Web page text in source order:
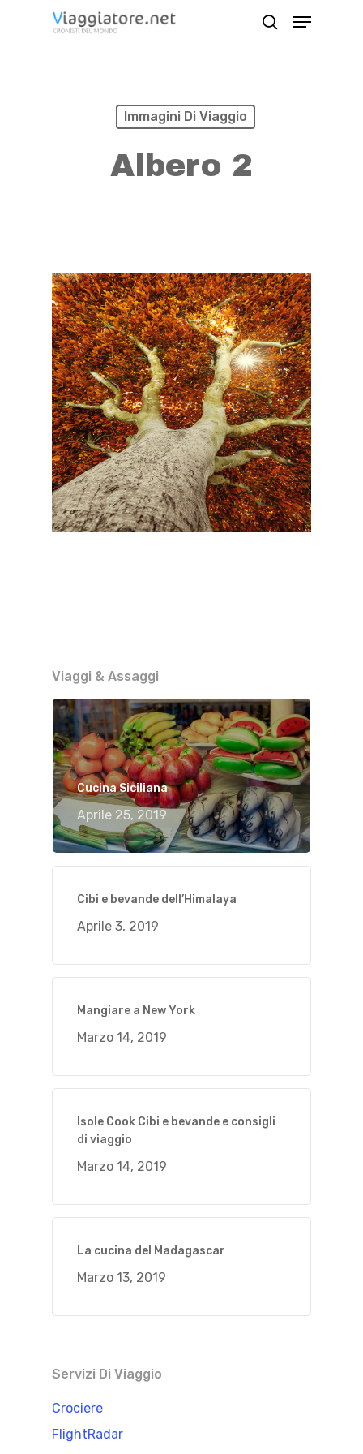
Menu
Immagini Di Viaggio
Albero 2
Viaggi & Assaggi
Cucina Siciliana
Aprile 25, 2019
Cibi e bevande dell’Himalaya
Aprile 3, 2019
Mangiare a New York
Marzo 14, 2019
Isole Cook Cibi e bevande e consigli
di viaggio
Marzo 14, 2019
La cucina del Madagascar
Marzo 13, 2019
Servizi Di Viaggio
Crociere
FlightRadar